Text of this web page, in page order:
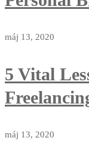
máj 13, 2020
5 Vital
máj 13, 2020